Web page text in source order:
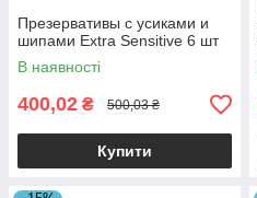
Презервативы с усиками и
шипами Extra Sensitive 6 шт
В наявності
400,02 ₴ 500,03 ₴
Купити